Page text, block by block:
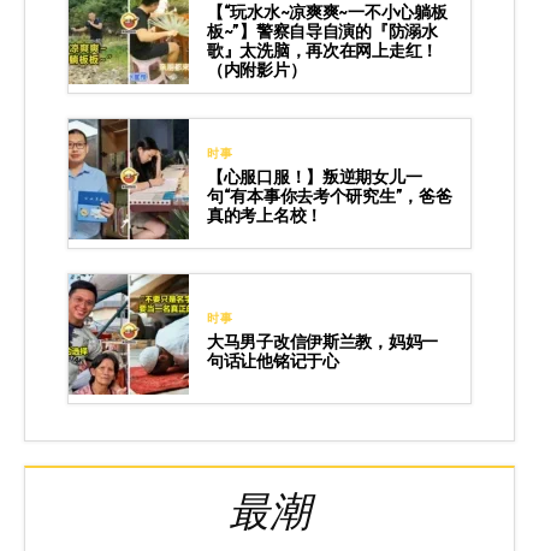
【“玩水水~凉爽爽~一不小心躺板
板~”】警察自导自演的『防溺水
歌』太洗脑，再次在网上走红！
（内附影片）
时事
【心服口服！】叛逆期女儿一
句“有本事你去考个研究生”，爸爸
真的考上名校！
时事
大马男子改信伊斯兰教，妈妈一
句话让他铭记于心
最潮